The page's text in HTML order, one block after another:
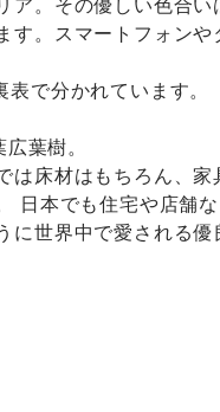
す。スマートフォン
で分かれています。
葉樹。
は床材はもちろん、
日本でも住宅や店舗
世界中で愛される優